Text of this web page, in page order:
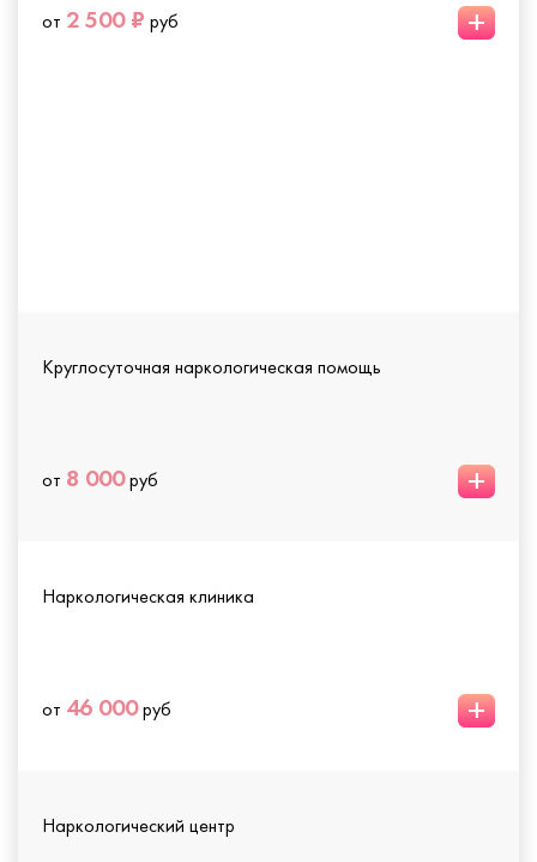
от 2 500 ₽ руб +
Круглосуточная наркологическая помощь
от 8 000руб +
Наркологическая клиника
от 46 000руб +
Наркологический центр